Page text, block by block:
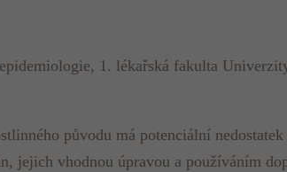
1. lékařská fakulta
původu má potenciální
jejich vhodnou úpravou a používáním